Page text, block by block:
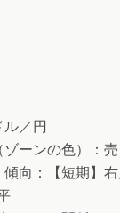
ル／円
ゾーンの色）：
傾向：【短期】